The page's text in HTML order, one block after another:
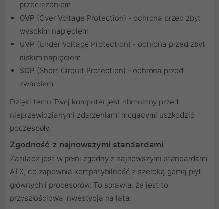
przeciążeniem
OVP (Over Voltage Protection) - ochrona przed zbyt
wysokim napięciem
UVP (Under Voltage Protection) - ochrona przed zbyt
niskim napięciem
SCP (Short Circuit Protection) - ochrona przed
zwarciem
Dzięki temu Twój komputer jest chroniony przed
nieprzewidzianymi zdarzeniami mogącymi uszkodzić
podzespoły.
Zgodność z najnowszymi standardami
Zasilacz jest w pełni zgodny z najnowszymi standardami
ATX, co zapewnia kompatybilność z szeroką gamą płyt
głównych i procesorów. To sprawia, że jest to
przyszłościowa inwestycja na lata.